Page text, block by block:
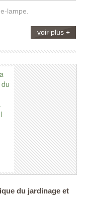
lampe.
voir plus +
du jardinage et